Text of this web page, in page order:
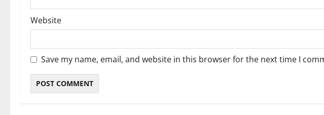
Website
Save my name, email, and website in this browser for the next time I